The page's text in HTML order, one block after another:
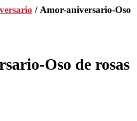
/ Amor-aniversario-Oso
Oso de rosas